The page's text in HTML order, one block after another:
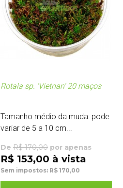
Rotala sp. 'Vietnan' 20 maços
Tamanho médio da muda: pode
variar de 5 a 10 cm...
De R$ 170,00por apenas
R$ 153,00 à vista
Sem impostos: R$ 170,00